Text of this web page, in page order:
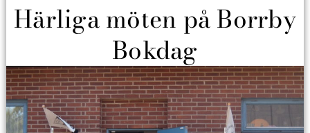
Härliga möten på Borrby
Bokdag